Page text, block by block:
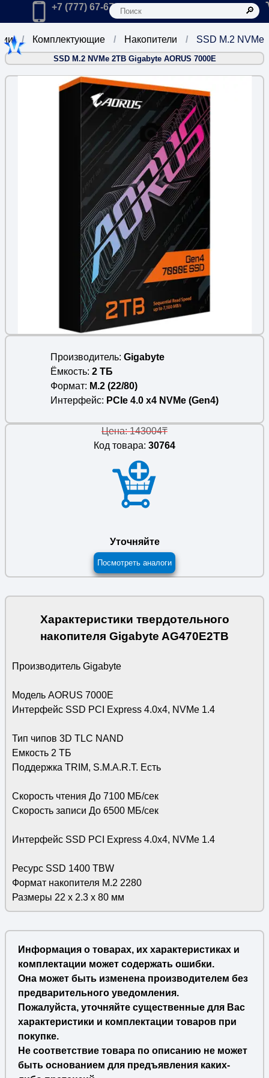
Главная
Позвонить в компанию по телефону:
+7 (777) 67-67-666
SSD M.2 NVMe
Накопители
Комплектующие
SSD M.2 NVMe 2TB Gigabyte AORUS 7000E
2
Производитель Gigabyte
Ёмкость 2 ТБ
Формат
M.2 (22/80)
Интерфейс
PCIe 4.0 x4 NVMe (Gen4)
Цена: 143004₸
Код товара: 30764
Уточняйте
Посмотреть аналоги
Характеристики твердотельного
накопителя Gigabyte AG470E2TB
Производитель Gigabyte
Модель AORUS 7000E
Интерфейс SSD PCI Express 4.0x4, NVMe 1.4
Тип чипов 3D TLC NAND
Емкость 2 ТБ
Поддержка TRIM, S.M.A.R.T. Есть
Скорость чтения До 7100 МБ/сек
Скорость записи До 6500 МБ/сек
Интерфейс SSD PCI Express 4.0x4, NVMe 1.4
Ресурс SSD 1400 TBW
Формат накопителя M.2 2280
Размеры 22 х 2.3 х 80 мм
Информация о товарах, их характеристиках и
комплектации может содержать ошибки.
Она может быть изменена производителем без
предварительного уведомления.
Пожалуйста, уточняйте существенные для Вас
характеристики и комплектации товаров при
покупке.
Не соответствие товара по описанию не может
быть основанием для предъявления каких-